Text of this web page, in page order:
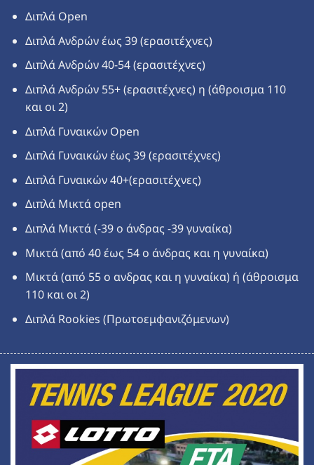
Διπλά Open
Διπλά Ανδρών έως 39 (ερασιτέχνες)
Διπλά Ανδρών 40-54 (ερασιτέχνες)
Διπλά Ανδρών 55+ (ερασιτέχνες) η (άθροισμα 110
και οι 2)
Διπλά Γυναικών Open
Διπλά Γυναικών έως 39 (ερασιτέχνες)
Διπλά Γυναικών 40+(ερασιτέχνες)
Διπλά Μικτά open
Διπλά Μικτά (-39 ο άνδρας -39 γυναίκα)
Μικτά (από 40 έως 54 ο άνδρας και η γυναίκα)
Μικτά (από 55 ο ανδρας και η γυναίκα) ή (άθροισμα
110 και οι 2)
Διπλά Rookies (Πρωτοεμφανιζόμενων)